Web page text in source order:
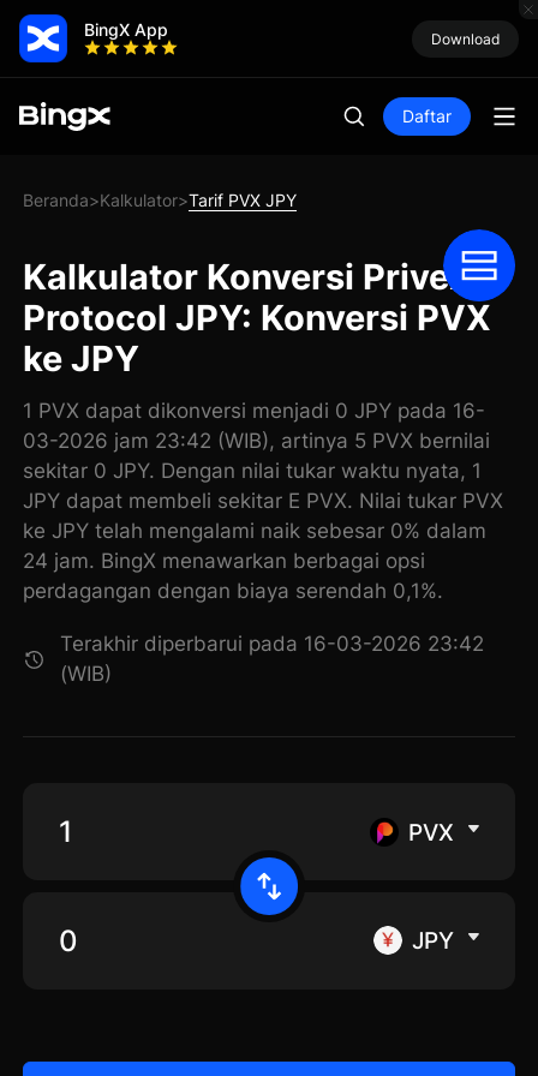
BingX App Download
Daftar
Beranda>Kalkulator>Tarif PVX JPY
Kalkulator Konversi Privex
Protocol JPY: Konversi PVX
ke JPY
1 PVX dapat dikonversi menjadi 0 JPY pada 16-
03-2026 jam 23:42 (WIB), artinya 5 PVX bernilai
sekitar 0 JPY. Dengan nilai tukar waktu nyata, 1
JPY dapat membeli sekitar E PVX. Nilai tukar PVX
ke JPY telah mengalami naik sebesar 0% dalam
24 jam. BingX menawarkan berbagai opsi
perdagangan dengan biaya serendah 0,1%.
Terakhir diperbarui pada 16-03-2026 23:42
(WIB)
PVX
JPY